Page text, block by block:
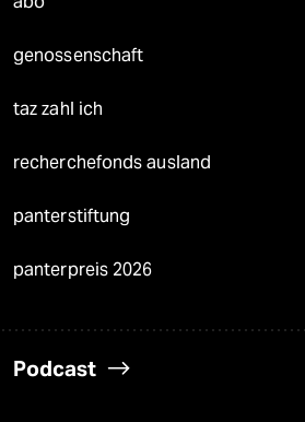
genossenschaft
taz zahl ich
recherchefonds ausland
panterstiftung
panterpreis 2026
Podcast